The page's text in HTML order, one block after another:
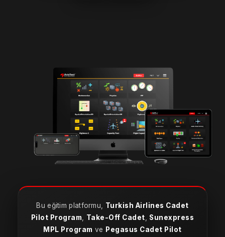
Bu eğitim platformu, Turkish Airlines Cadet
Pilot Program, Take-Off Cadet, Sunexpress
MPL Program ve Pegasus Cadet Pilot